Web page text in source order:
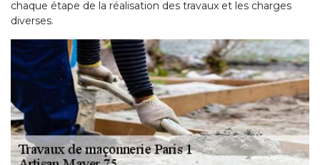
chaque étape de la réalisation des travaux et les charges
diverses.